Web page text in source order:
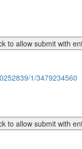
1/3479234560